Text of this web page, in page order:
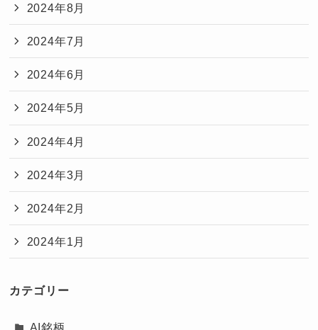
2024年8月
2024年7月
2024年6月
2024年5月
2024年4月
2024年3月
2024年2月
2024年1月
カテゴリー
AI銘柄